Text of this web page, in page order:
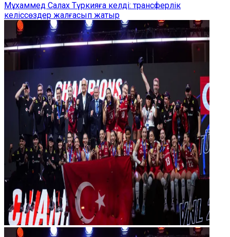
Мұхаммед Салах Түркияға келді: трансферлік
келіссөздер жалғасып жатыр